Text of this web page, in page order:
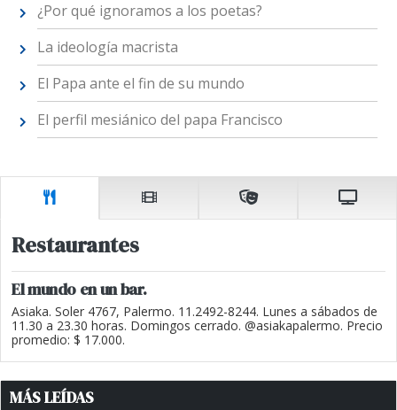
¿Por qué ignoramos a los poetas?
La ideología macrista
El Papa ante el fin de su mundo
El perfil mesiánico del papa Francisco
Restaurantes
El mundo en un bar.
Asiaka. Soler 4767, Palermo. 11.2492-8244. Lunes a sábados de
11.30 a 23.30 horas. Domingos cerrado. @asiakapalermo. Precio
promedio: $ 17.000.
MÁS LEÍDAS